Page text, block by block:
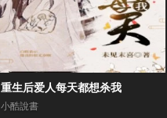
重生后爱人每天都想杀我
小酷說書